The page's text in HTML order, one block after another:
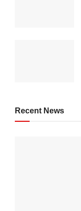
Recent News